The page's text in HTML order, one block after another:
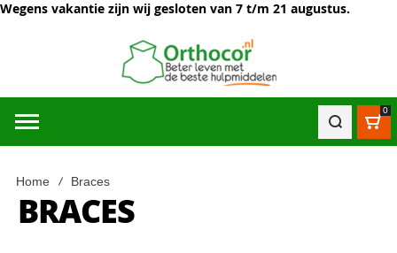
Wegens vakantie zijn wij gesloten van 7 t/m 21 augustus.
0
Home Braces
BRACES